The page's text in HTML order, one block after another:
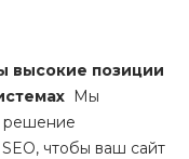
высокие позиции
Мы
решение
чтобы ваш сайт